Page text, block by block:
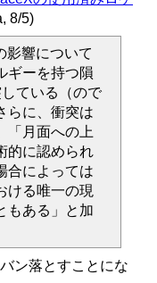
8/5)
響について
ギーを持つ隕
ている（ので
らに、衝突は
「月面への上
的に認められ
合によっては
ける唯一の現
もある」と加
ン落とすことにな